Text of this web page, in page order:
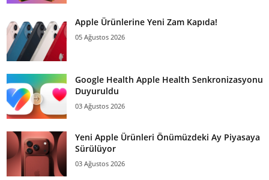
Apple Ürünlerine Yeni Zam Kapıda!
05 Ağustos 2026
Google Health Apple Health Senkronizasyonu
Duyuruldu
03 Ağustos 2026
Yeni Apple Ürünleri Önümüzdeki Ay Piyasaya
Sürülüyor
03 Ağustos 2026